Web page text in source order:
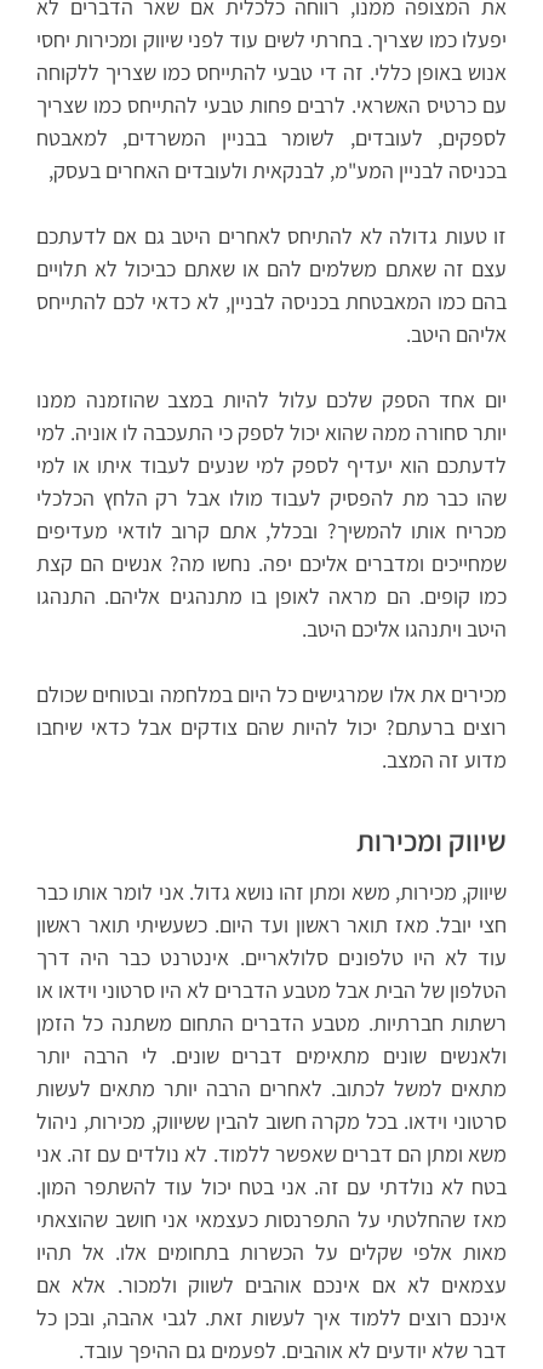
את המצופה ממנו, רווחה כלכלית אם שאר הדברים לא
יפעלו כמו שצריך. בחרתי לשים עוד לפני שיווק ומכירות יחסי
אנוש באופן כללי. זה די טבעי להתייחס כמו שצריך ללקוחה
עם כרטיס האשראי. לרבים פחות טבעי להתייחס כמו שצריך
לספקים, לעובדים, לשומר בבניין המשרדים, למאבטח
בכניסה לבניין המע"מ, לבנקאית ולעובדים האחרים בעסק,
זו טעות גדולה לא להתיחס לאחרים היטב גם אם לדעתכם
עצם זה שאתם משלמים להם או שאתם כביכול לא תלויים
בהם כמו המאבטחת בכניסה לבניין, לא כדאי לכם להתייחס
אליהם היטב.
יום אחד הספק שלכם עלול להיות במצב שהוזמנה ממנו
יותר סחורה ממה שהוא יכול לספק כי התעכבה לו אוניה. למי
לדעתכם הוא יעדיף לספק למי שנעים לעבוד איתו או למי
שהו כבר מת להפסיק לעבוד מולו אבל רק הלחץ הכלכלי
מכריח אותו להמשיך? ובכלל, אתם קרוב לודאי מעדיפים
שמחייכים ומדברים אליכם יפה. נחשו מה? אנשים הם קצת
כמו קופים. הם מראה לאופן בו מתנהגים אליהם. התנהגו
היטב ויתנהגו אליכם היטב.
מכירים את אלו שמרגישים כל היום במלחמה ובטוחים שכולם
רוצים ברעתם? יכול להיות שהם צודקים אבל כדאי שיחבו
מדוע זה המצב.
שיווק ומכירות
שיווק, מכירות, משא ומתן זהו נושא גדול. אני לומר אותו כבר
חצי יובל. מאז תואר ראשון ועד היום. כשעשיתי תואר ראשון
עוד לא היו טלפונים סלולאריים. אינטרנט כבר היה דרך
הטלפון של הבית אבל מטבע הדברים לא היו סרטוני וידאו או
רשתות חברתיות. מטבע הדברים התחום משתנה כל הזמן
ולאנשים שונים מתאימים דברים שונים. לי הרבה יותר
מתאים למשל לכתוב. לאחרים הרבה יותר מתאים לעשות
סרטוני וידאו. בכל מקרה חשוב להבין ששיווק, מכירות, ניהול
משא ומתן הם דברים שאפשר ללמוד. לא נולדים עם זה. אני
בטח לא נולדתי עם זה. אני בטח יכול עוד להשתפר המון.
מאז שהחלטתי על התפרנסות כעצמאי אני חושב שהוצאתי
מאות אלפי שקלים על הכשרות בתחומים אלו. אל תהיו
עצמאים לא אם אינכם אוהבים לשווק ולמכור. אלא אם
אינכם רוצים ללמוד איך לעשות זאת. לגבי אהבה, ובכן כל
דבר שלא יודעים לא אוהבים. לפעמים גם ההיפך עובד.